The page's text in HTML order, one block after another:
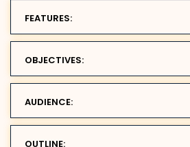
FEATURES:
OBJECTIVES:
AUDIENCE:
OUTLINE: